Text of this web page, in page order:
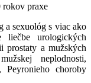
rokov praxe
sexuológ s viac ako
urologických
prostaty a mužských
neplodnosti,
Peyronieho choroby